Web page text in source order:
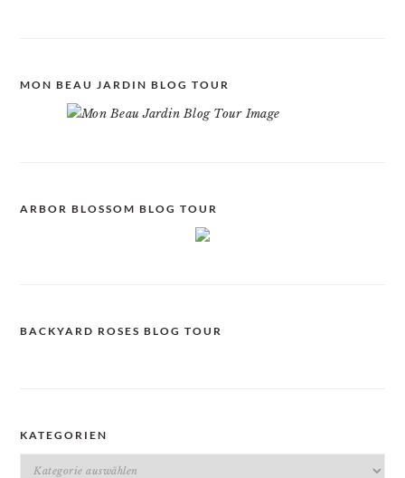
MON BEAU JARDIN BLOG TOUR
ARBOR BLOSSOM BLOG TOUR
BACKYARD ROSES BLOG TOUR
KATEGORIEN
Kategorien